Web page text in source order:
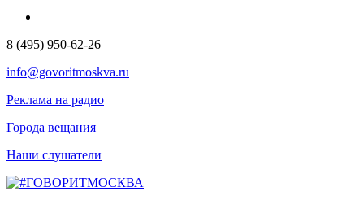
8 (495) 950-62-26
info@govoritmoskva.ru
Реклама на радио
Города вещания
Наши слушатели